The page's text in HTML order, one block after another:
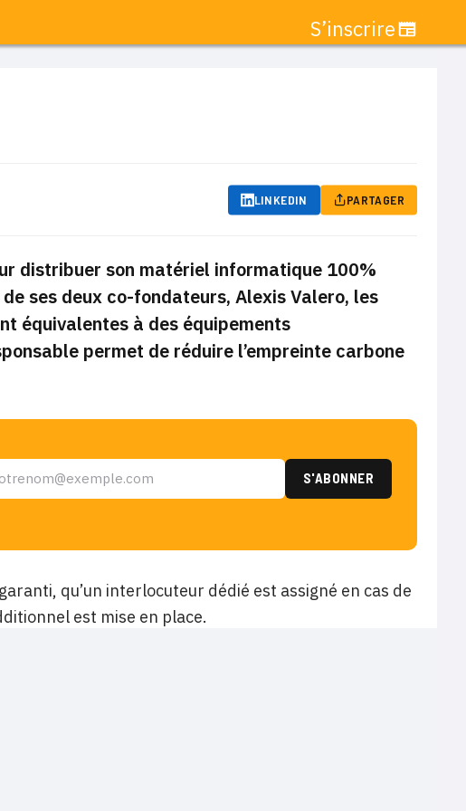
S’inscrire
LINKEDIN PARTAGER
distribuer son matériel informatique 100%
ses deux co-fondateurs, Alexis Valero, les
équivalentes à des équipements
permet de réduire l’empreinte carbone
qu’un interlocuteur dédié est assigné en cas de
est mise en place.